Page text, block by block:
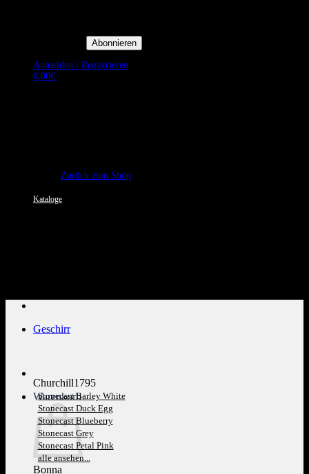
Anmelden / Registrieren
0,00€
Zurück zum Shop
Kataloge
Warenkorb
Geschirr
Churchill1795
Stonecast Barley White
Stonecast Duck Egg
Stonecast Blueberry
Stonecast Grey
Stonecast Petal Pink
alle ansehen...
Bonna